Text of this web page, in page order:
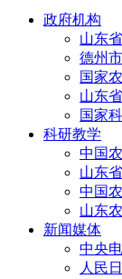
政府机构
山东
德州
国家
山东
国家
科研教学
中国
山东
中国
山东
新闻媒体
中央
人民